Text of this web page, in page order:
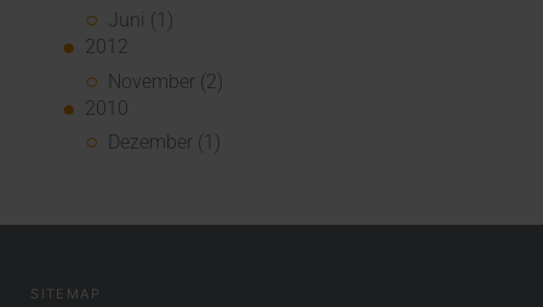
Juni (1)
2012
November (2)
2010
Dezember (1)
SITEMAP